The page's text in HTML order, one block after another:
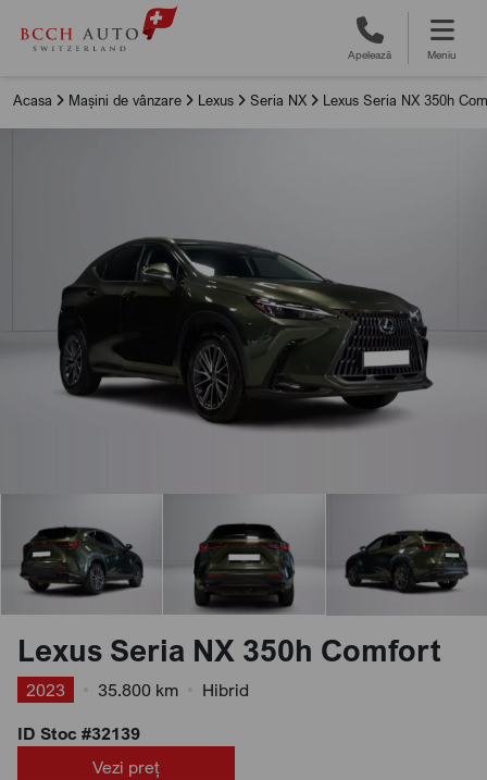
Apelează Meniu
Acasa Mașini de vânzare Lexus Seria NX Lexus Seria NX 350h
Lexus Seria NX 350h Comfort
2023 35.800 km
Hibrid
ID Stoc #32139
Vezi preț